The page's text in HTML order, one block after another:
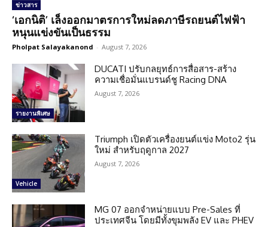
ข่าวสาร
‘เอกนิติ’ เล็งออกมาตรการใหม่ลดภาษีรถยนต์ไฟฟ้า
หนุนแข่งขันเป็นธรรม
Pholpat Salayakanond - August 7, 2026
รายงานพิเศษ
DUCATI ปรับกลยุทธ์การสื่อสาร-สร้าง
ความเชื่อมั่นแบรนด์ชู Racing DNA
August 7, 2026
Vehicle
Triumph เปิดตัวเครื่องยนต์แข่ง Moto2 รุ่น
ใหม่ สำหรับฤดูกาล 2027
August 7, 2026
MG 07 ออกจำหน่ายแบบ Pre-Sales ที่
ประเทศจีน โดยมีทั้งขุมพลัง EV และ PHEV